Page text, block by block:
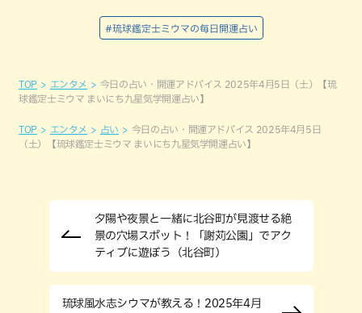
#琉球鑑定士ミウマの毎日開運占い
TOP エンタメ
今日の占い・開運アドバイス 2025年4月5日（土）【琉
球鑑定士ミウマ まいにち九星気学開運占い】
TOP エンタメ 占い
今日の占い・開運アドバイス 2025年4月5日
（土）【琉球鑑定士ミウマ まいにち九星気学開運占い】
夕陽や夜景と一緒に北谷町が見渡せる絶
景の穴場スポット！「謝苅公園」でアク
ティブに遊ぼう（北谷町）
琉球風水志シウマが教える！2025年4月